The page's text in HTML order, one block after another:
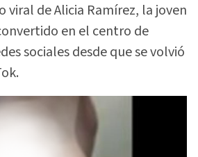
viral de Alicia Ramírez, la joven
en el centro de
sociales desde que se volvió